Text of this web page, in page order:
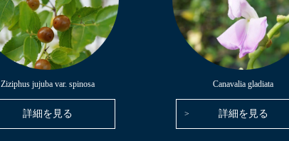
Ziziphus jujuba var. spinosa
詳細を見る
Canavalia gladiata
詳細を見る